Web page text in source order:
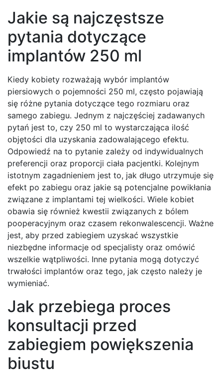
Jakie są najczęstsze
pytania dotyczące
implantów 250 ml
Kiedy kobiety rozważają wybór implantów
piersiowych o pojemności 250 ml, często pojawiają
się różne pytania dotyczące tego rozmiaru oraz
samego zabiegu. Jednym z najczęściej zadawanych
pytań jest to, czy 250 ml to wystarczająca ilość
objętości dla uzyskania zadowalającego efektu.
Odpowiedź na to pytanie zależy od indywidualnych
preferencji oraz proporcji ciała pacjentki. Kolejnym
istotnym zagadnieniem jest to, jak długo utrzymuje się
efekt po zabiegu oraz jakie są potencjalne powikłania
związane z implantami tej wielkości. Wiele kobiet
obawia się również kwestii związanych z bólem
pooperacyjnym oraz czasem rekonwalescencji. Ważne
jest, aby przed zabiegiem uzyskać wszystkie
niezbędne informacje od specjalisty oraz omówić
wszelkie wątpliwości. Inne pytania mogą dotyczyć
trwałości implantów oraz tego, jak często należy je
wymieniać.
Jak przebiega proces
konsultacji przed
zabiegiem powiększenia
biustu